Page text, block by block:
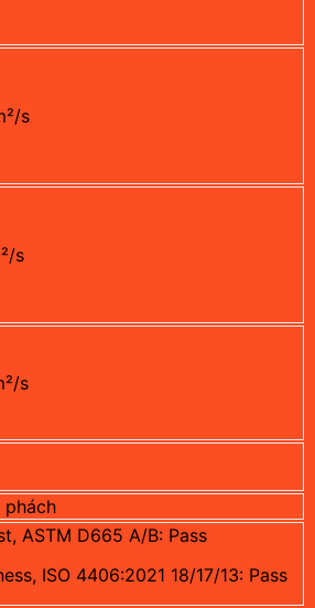
s
s
s
phách
ASTM D665 A/B: Pass
ISO 4406:2021 18/17/13: Pass